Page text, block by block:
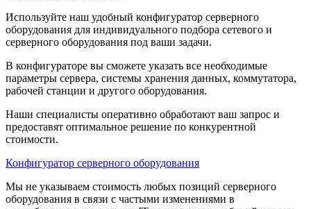
Используйте наш удобный конфигуратор серверного
оборудования для индивидуального подбора сетевого и
серверного оборудования под ваши задачи.
В конфигураторе вы сможете указать все необходимые
параметры сервера, системы хранения данных, коммутатора,
рабочей станции и другого оборудования.
Наши специалисты оперативно обработают ваш запрос и
предоставят оптимальное решение по конкурентной
стоимости.
Конфигуратор серверного оборудования
Мы не указываем стоимость любых позиций серверного
оборудования в связи с частыми изменениями в